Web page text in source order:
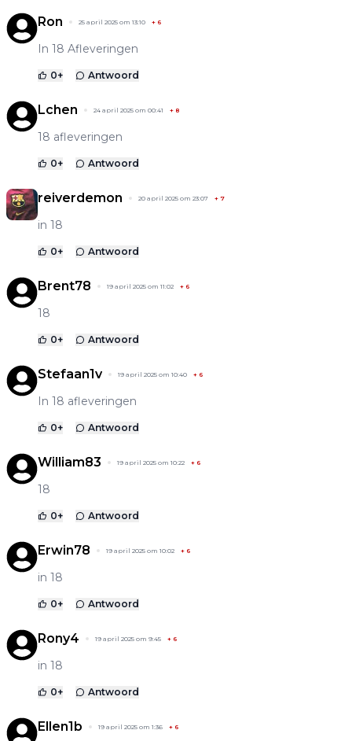
Ron 25 april 2025 om 13:10 + 6
In 18 Afleveringen
0+ Antwoord
Lchen 24 april 2025 om 00:41 + 8
18 afleveringen
0+ Antwoord
reiverdemon 20 april 2025 om 23:07 + 7
in 18
0+ Antwoord
Brent78 19 april 2025 om 11:02 + 6
18
0+ Antwoord
Stefaan1v 19 april 2025 om 10:40 + 6
In 18 afleveringen
0+ Antwoord
William83 19 april 2025 om 10:22 + 6
18
0+ Antwoord
Erwin78 19 april 2025 om 10:02 + 6
in 18
0+ Antwoord
Rony4 19 april 2025 om 9:45 + 6
in 18
0+ Antwoord
Ellen1b 19 april 2025 om 1:36 + 6